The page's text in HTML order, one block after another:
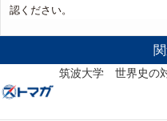
認ください。
筑波大学 世界史の